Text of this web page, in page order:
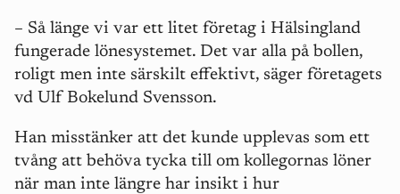
– Så länge vi var ett litet företag i Hälsingland
fungerade lönesystemet. Det var alla på bollen,
roligt men inte särskilt effektivt, säger företagets
vd Ulf Bokelund Svensson.
Han misstänker att det kunde upplevas som ett
tvång att behöva tycka till om kollegornas löner
när man inte längre har insikt i hur